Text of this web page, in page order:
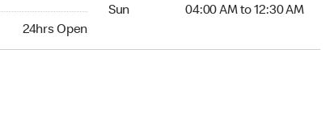
24hrs Open
Sun 04:00 AM to 12:30 AM